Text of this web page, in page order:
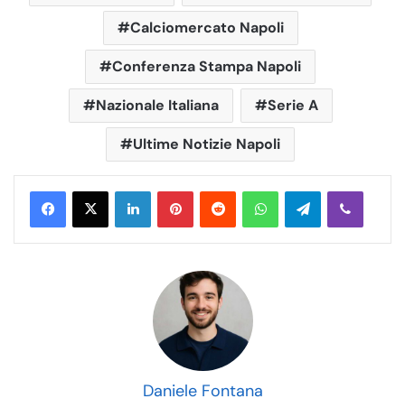
Calciomercato Napoli
Conferenza Stampa Napoli
Nazionale Italiana Serie A
Ultime Notizie Napoli
WhatsApp Telegram
Daniele Fontana